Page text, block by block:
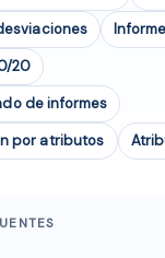
20
de informes
por atributos